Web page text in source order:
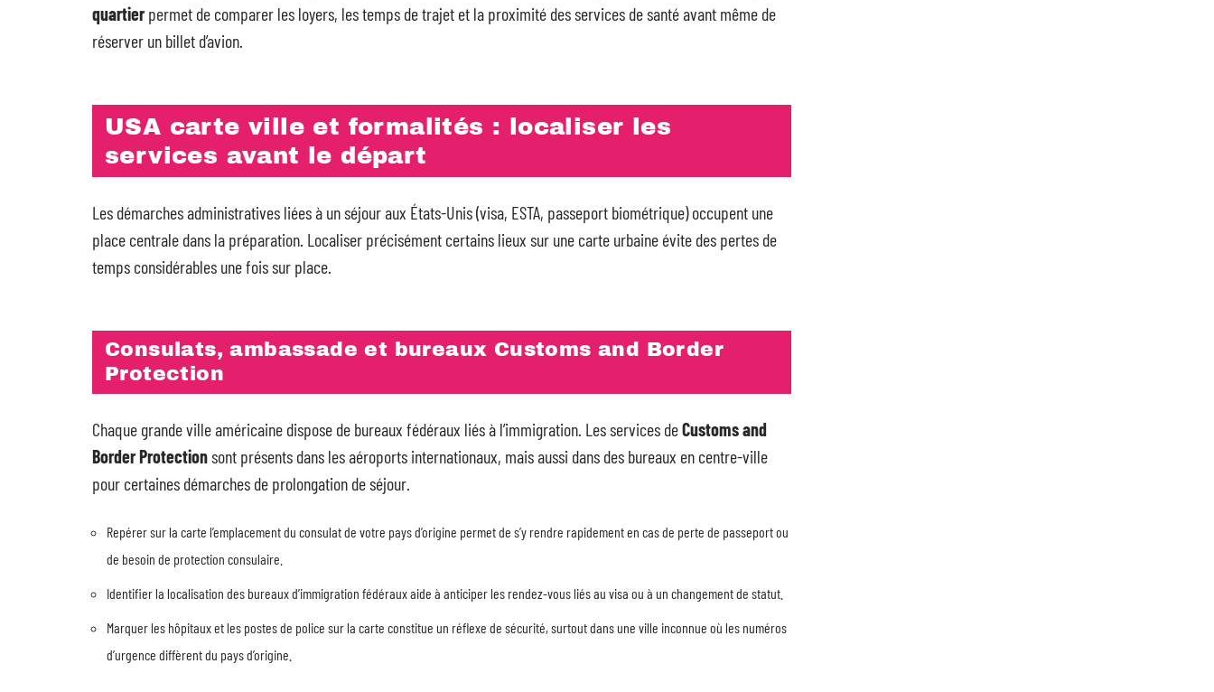
quartierpermet de comparer les loyers, les temps de trajet et la proximité des services de santé avant même de
réserver un billet d’avion.
USA carte ville et formalités : localiser les
services avant le départ
Les démarches administratives liées à un séjour aux États-Unis (visa, ESTA, passeport biométrique) occupent une
place centrale dans la préparation. Localiser précisément certains lieux sur une carte urbaine évite des pertes de
temps considérables une fois sur place.
Consulats, ambassade et bureaux Customs and Border
Protection
Chaque grande ville américaine dispose de bureaux fédéraux liés à l’immigration. Les services deCustoms and
Border Protectionsont présents dans les aéroports internationaux, mais aussi dans des bureaux en centre-ville
pour certaines démarches de prolongation de séjour.
Repérer sur la carte l’emplacement du consulat de votre pays d’origine permet de s’y rendre rapidement en cas de perte de passeport ou
de besoin de protection consulaire.
Identifier la localisation des bureaux d’immigration fédéraux aide à anticiper les rendez-vous liés au visa ou à un changement de statut.
Marquer les hôpitaux et les postes de police sur la carte constitue un réflexe de sécurité, surtout dans une ville inconnue où les numéros
d’urgence diffèrent du pays d’origine.